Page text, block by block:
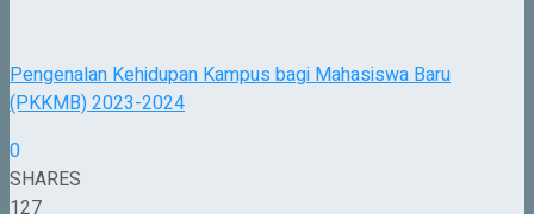
Pengenalan Kehidupan Kampus bagi Mahasiswa Baru
(PKKMB) 2023-2024
0
SHARES
127